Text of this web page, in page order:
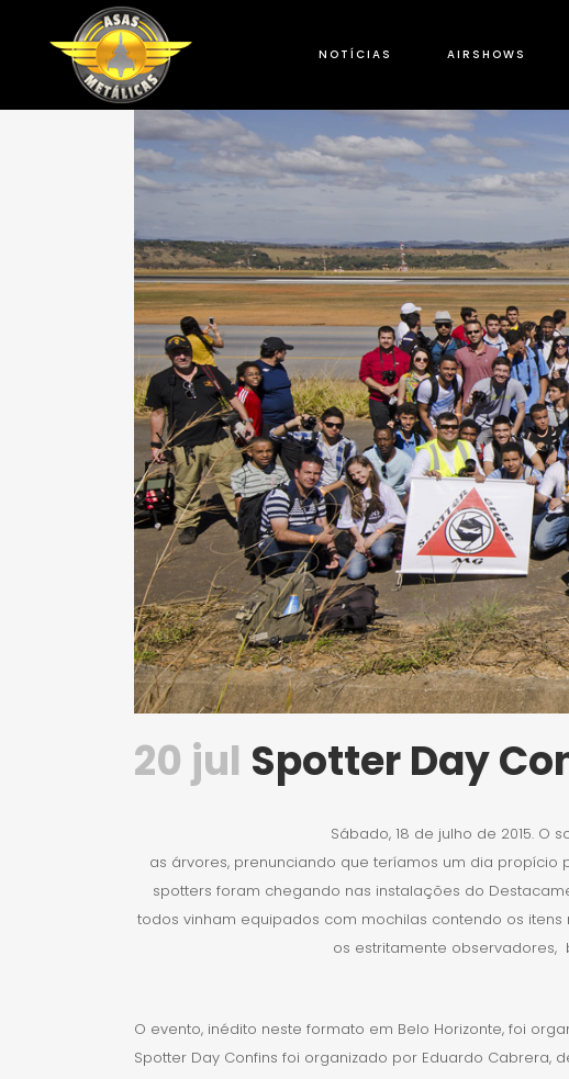
NOTÍCIAS AIRSHOWS
20 jul Spotter Day
Sábado, 18 de julho de 2015.
as árvores, prenunciando que teríamos um dia propício
spotters foram chegando nas instalações do
todos vinham equipados com mochilas contendo os
os estritamente observadores,
O evento, inédito neste formato em Belo Horizonte, foi
Spotter Day Confins foi organizado por Eduardo Cabrera,